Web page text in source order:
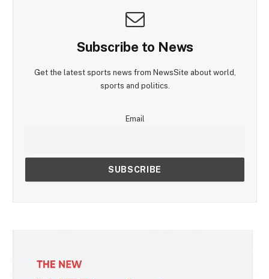
Subscribe to News
Get the latest sports news from NewsSite about world,
sports and politics.
Email